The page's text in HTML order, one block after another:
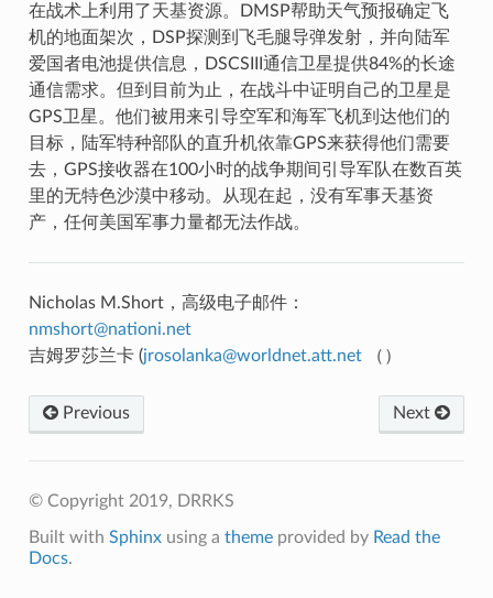
在战术上利用了天基资源。DMSP帮助天气预报确定飞
机的地面架次，DSP探测到飞毛腿导弹发射，并向陆军
爱国者电池提供信息，DSCSIII通信卫星提供84%的长途
通信需求。但到目前为止，在战斗中证明自己的卫星是
GPS卫星。他们被用来引导空军和海军飞机到达他们的
目标，陆军特种部队的直升机依靠GPS来获得他们需要
去，GPS接收器在100小时的战争期间引导军队在数百英
里的无特色沙漠中移动。从现在起，没有军事天基资
产，任何美国军事力量都无法作战。
Nicholas M.Short，高级电子邮件：
nmshort@nationi.net
吉姆罗莎兰卡 (jrosolanka@worldnet.att.net（）
Next
Previous
© Copyright 2019, DRRKS
Built with Sphinxusing a themeprovided by Read the
Docs.